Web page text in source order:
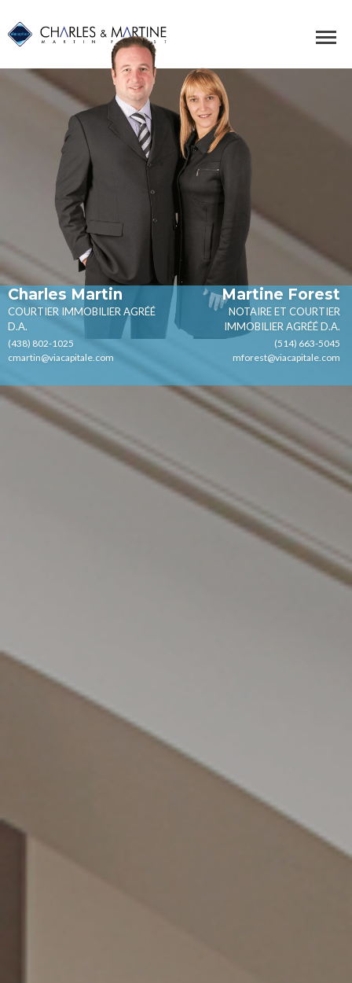
Charles Martin
COURTIER IMMOBILIER AGRÉÉ
D.A.
(438) 802-1025
cmartin@viacapitale.com
Martine Forest
NOTAIRE ET COURTIER
IMMOBILIER AGRÉÉ D.A.
(514) 663-5045
mforest@viacapitale.com